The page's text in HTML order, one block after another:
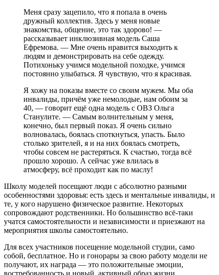
Меня сразу зацепило, что я попала в очень
дружный коллектив. Здесь у меня новые
знакомства, общение, это так здорово! —
рассказывает инклюзивная модель Саша
Ефремова. — Мне очень нравится выходить к
людям и демонстрировать на себе одежду.
Потихоньку учимся модельной походке, учимся
постоянно улыбаться. Я чувствую, что я красивая.
Я хожу на показы вместе со своим мужем. Мы оба
инвалиды, причём уже немолодые, нам обоим за
40, — говорит ещё одна модель с ОВЗ Ольга
Станулите. — Самым волнительным у меня,
конечно, был первый показ. Я очень сильно
волновалась, боялась споткнуться, упасть. Было
столько зрителей, я и на них боялась смотреть,
чтобы совсем не растеряться. К счастью, тогда всё
прошло хорошо. А сейчас уже влилась в
атмосферу, всё проходит как по маслу!
Школу моделей посещают люди с абсолютно разными
особенностями здоровья: есть здесь и ментальные инвалиды, и
те, у кого нарушено физическое развитие. Некоторых
сопровождают родственники. Но большинство всё-таки
учатся самостоятельности и независимости и приезжают на
мероприятия школы самостоятельно.
Для всех участников посещение модельной студии, само
собой, бесплатное. Но и гонорары за свою работу модели не
получают, их награда — это положительные эмоции,
востребованность и новый, активный образ жизни.